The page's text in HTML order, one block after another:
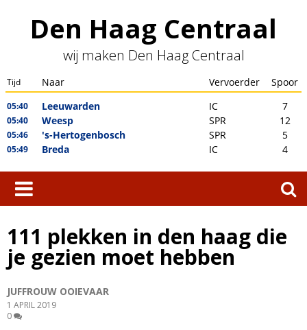
contentDen Haag Centraal
wij maken Den Haag Centraal
Zoeken
naar:
111 plekken in den haag die
je gezien moet hebben
JUFFROUW OOIEVAAR
1 APRIL 2019
0